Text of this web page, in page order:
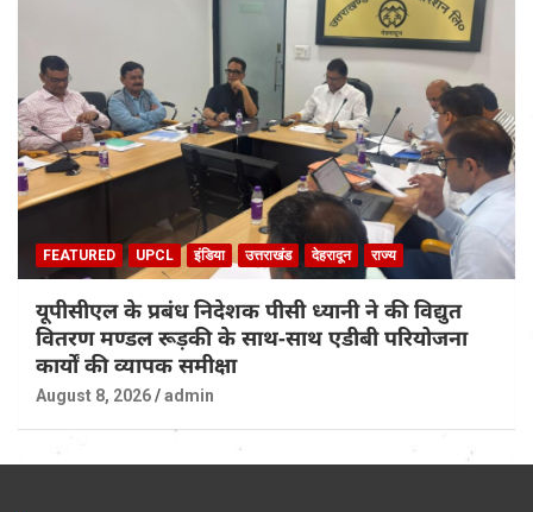
FEATURED UPCL इंडिया उत्तराखंड देहरादून राज्य
यूपीसीएल के प्रबंध निदेशक पीसी ध्यानी ने की विद्युत
वितरण मण्डल रूड़की के साथ-साथ एडीबी परियोजना
कार्यों की व्यापक समीक्षा
August 8, 2026 admin